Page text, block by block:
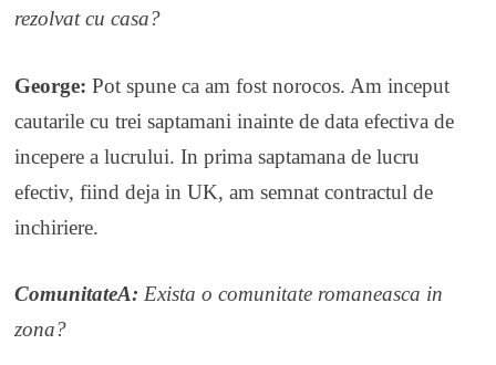
rezolvat cu casa?
George: Pot spune ca am fost norocos. Am inceput
cautarile cu trei saptamani inainte de data efectiva de
incepere a lucrului. In prima saptamana de lucru
efectiv, fiind deja in UK, am semnat contractul de
inchiriere.
ComunitateA: Exista o comunitate romaneasca in
zona?